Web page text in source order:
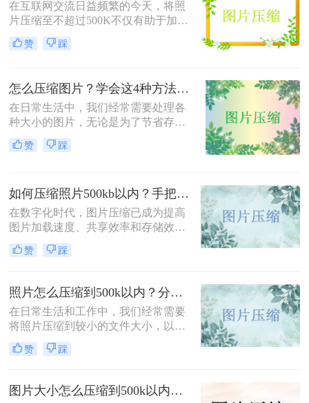
在互联网交流日益频繁的今天，将照
片压缩至不超过500K不仅有助于加快
网页加载速度、减少电子邮件附件体
积，还能满足许多平台对上传图片大
效的方法来帮助您轻松实现这一目
标。
赞 踩
怎么压缩图片？学会这4种方法可以轻松压缩大小!
在日常生活中，我们经常需要处理各
种大小的图片，无论是为了节省存储
空间，还是为了加快网页加载速度，
压缩图片都是一个非常实用的技能。
赞 踩
如何压缩照片500kb以内？手把手教你4个压缩方法！
在数字化时代，图片压缩已成为提高
图片加载速度、共享效率和存储效率
的重要手段。无论是个人用户还是企
业用户，都经常需要将照片压缩到特
压缩照片500kb以内呢？本文将介绍
四种将照片压缩到500KB以内的方
法。
赞 踩
照片怎么压缩到500k以内？分享三种实用方法！
在日常生活和工作中，我们经常需要
将照片压缩到较小的文件大小，以满
足上传、发送或存储的需求。那么照
片怎么压缩到500k以内呢？本文将介
方法。
赞 踩
图片大小怎么压缩到500k以内？分享四种常用压缩方法！